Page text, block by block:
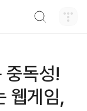
중독성!
웹게임,